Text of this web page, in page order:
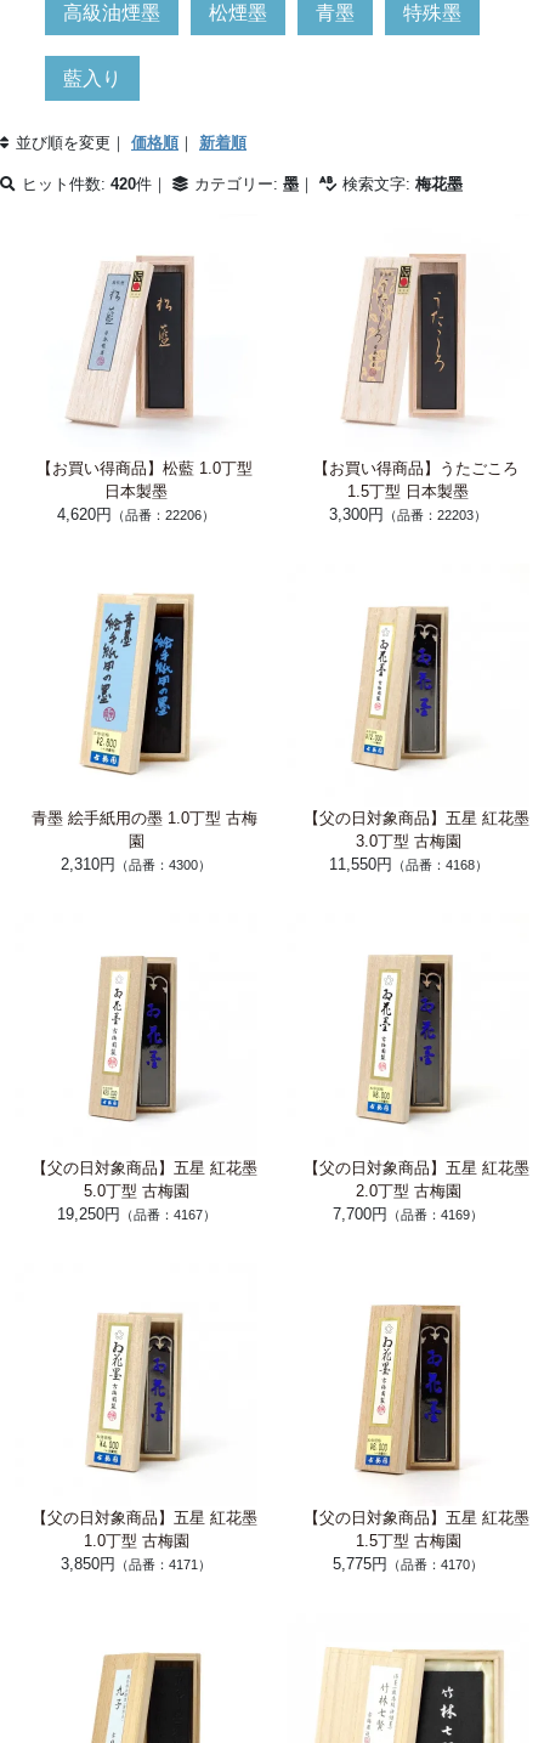
高級油煙墨 松煙墨 青墨 特殊墨
藍入り
並び順を変更｜ 価格順｜ 新着順
ヒット件数: 420件｜ カテゴリー: 墨 ｜ 検索文字: 梅花墨
【お買い得商品】松藍 1.0丁型
日本製墨
4,620円
（品番：22206）
【お買い得商品】うたごころ
1.5丁型 日本製墨
3,300円
（品番：22203）
青墨 絵手紙用の墨 1.0丁型 古梅
園
2,310円
（品番：4300）
【父の日対象商品】五星 紅花墨
3.0丁型 古梅園
11,550円
（品番：4168）
【父の日対象商品】五星 紅花墨
5.0丁型 古梅園
19,250円
（品番：4167）
【父の日対象商品】五星 紅花墨
2.0丁型 古梅園
7,700円
（品番：4169）
【父の日対象商品】五星 紅花墨
1.0丁型 古梅園
3,850円
（品番：4171）
【父の日対象商品】五星 紅花墨
1.5丁型 古梅園
5,775円
（品番：4170）